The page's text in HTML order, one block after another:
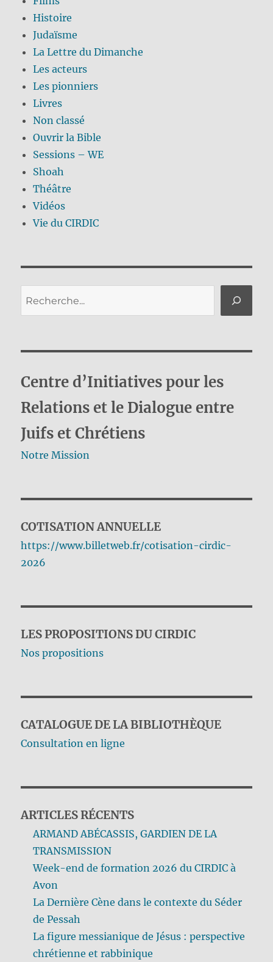
Histoire
Judaïsme
La Lettre du Dimanche
Les acteurs
Les pionniers
Livres
Non classé
Ouvrir la Bible
Sessions – WE
Shoah
Théâtre
Vidéos
Vie du CIRDIC
Centre d’Initiatives pour les
Relations et le Dialogue entre
Juifs et Chrétiens
Notre Mission
COTISATION ANNUELLE
https://www.billetweb.fr/cotisation-cirdic-
2026
LES PROPOSITIONS DU CIRDIC
Nos propositions
CATALOGUE DE LA BIBLIOTHÈQUE
Consultation en ligne
ARTICLES RÉCENTS
ARMAND ABÉCASSIS, GARDIEN DE LA
TRANSMISSION
Week-end de formation 2026 du CIRDIC à
Avon
La Dernière Cène dans le contexte du Séder
de Pessah
La figure messianique de Jésus : perspective
chrétienne et rabbinique